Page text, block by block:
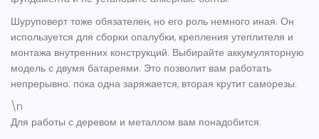
Шуруповерт тоже обязателен, но его роль немного иная. Он
используется для сборки опалубки, крепления утеплителя и
монтажа внутренних конструкций. Выбирайте аккумуляторную
модель с двумя батареями. Это позволит вам работать
непрерывно: пока одна заряжается, вторая крутит саморезы.
\n
Для работы с деревом и металлом вам понадобится: